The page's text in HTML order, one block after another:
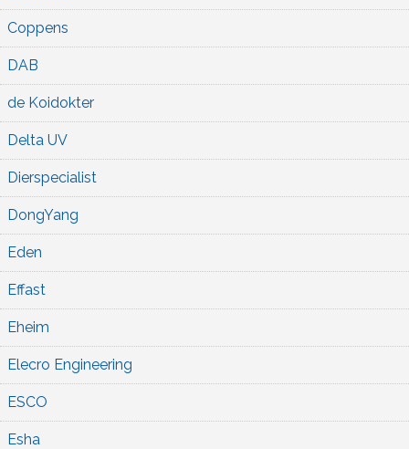
Coppens
DAB
de Koidokter
Delta UV
Dierspecialist
DongYang
Eden
Effast
Eheim
Elecro Engineering
ESCO
Esha